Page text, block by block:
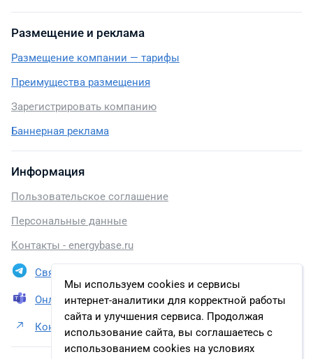
Мы используем cookies и сервисы
интернет-аналитики для корректной работы
сайта и улучшения сервиса. Продолжая
использование сайта, вы соглашаетесь с
использованием cookies на условиях
Размещение и реклама
Размещение компании — тарифы
Преимущества размещения
Зарегистрировать компанию
Баннерная реклама
Информация
Пользовательское соглашение
Персональные данные
Контакты - energybase.ru
Связаться в Telegram
Онлайн презентация
Контакты ПАО «Транснефть»